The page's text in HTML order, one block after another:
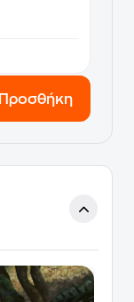
Προσθήκη